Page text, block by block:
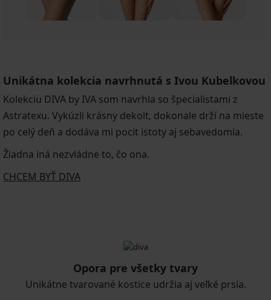
Unikátna kolekcia navrhnutá s Ivou Kubelkovou
Kolekciu DIVA by IVA som navrhla so špecialistami z
Astratexu. Vykúzli krásny dekolt, dokonale drží na mieste
po celý deň a dodáva mi pocit istoty aj sebavedomia.
Žiadna iná nezvládne to, čo ona.
CHCEM BYŤ DIVA
Opora pre všetky tvary
Unikátne tvarované kostice udržia aj veľké prsia.